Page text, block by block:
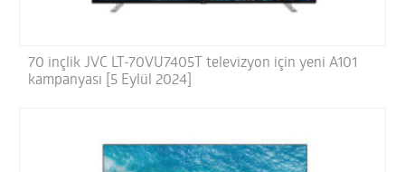
70 inçlik JVC LT-70VU7405T televizyon için yeni A101
kampanyası [5 Eylül 2024]